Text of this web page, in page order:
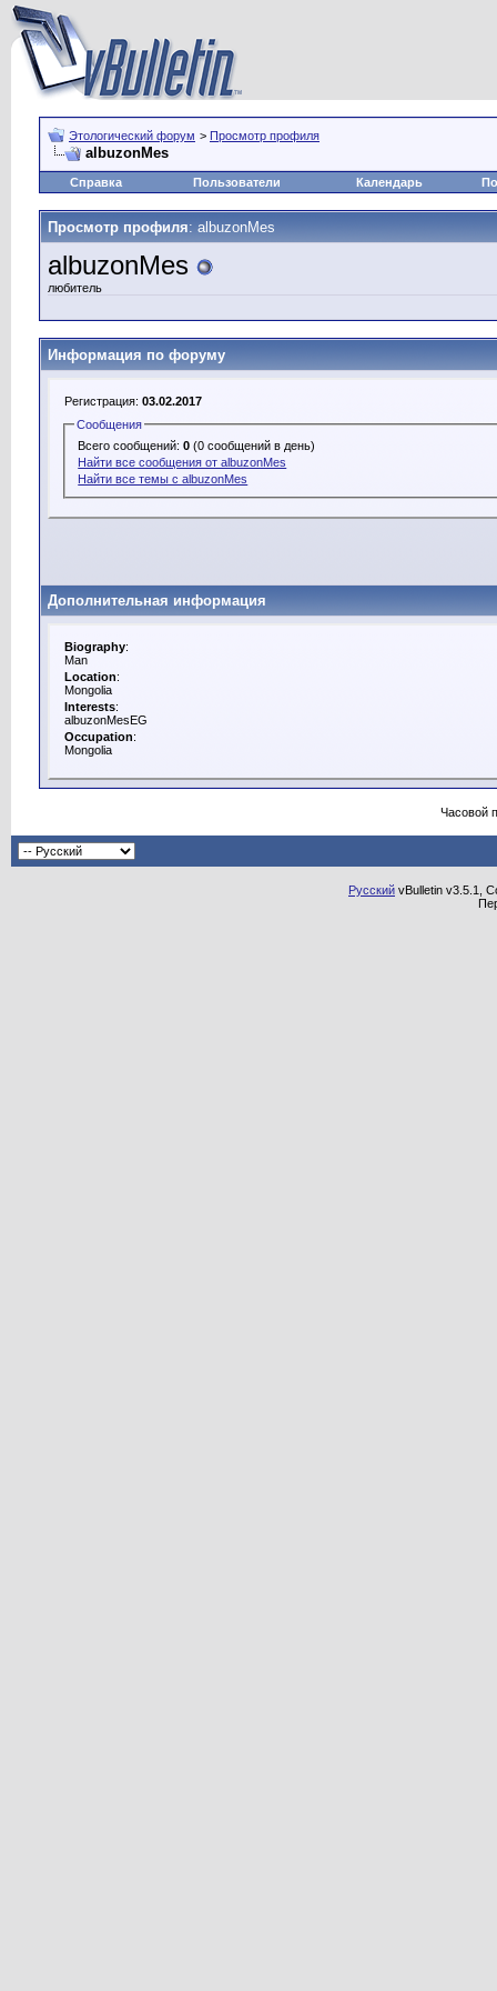
Этологический форум > Просмотр профиля
albuzonMes
Справка Пользователи Календарь
Просмотр профиля: albuzonMes
albuzonMes
любитель
Информация по форуму
Регистрация: 03.02.2017
Сообщения
Всего сообщений:0 (0 сообщений в день)
Найти все сообщения от albuzonMes
Найти все темы с albuzonMes
Дополнительная информация
Biography:
Man
Location:
Mongolia
Interests:
albuzonMesEG
Occupation:
Mongolia
Часовой
Русский vBulletin v3.5.1,